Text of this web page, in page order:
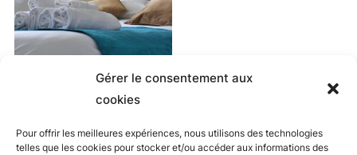
Gérer le consentement aux
cookies
Pour offrir les meilleures expériences, nous utilisons des technologies
telles que les cookies pour stocker et/ou accéder aux informations des
Adonis Grandcamp ***
LIRE LA SUITE